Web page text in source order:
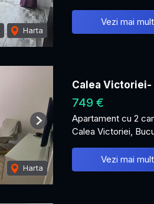
Harta
Vezi mai
Harta
Next
Calea Victoriei-
749 €
Apartament cu 2
Calea Victoriei,
Vezi mai